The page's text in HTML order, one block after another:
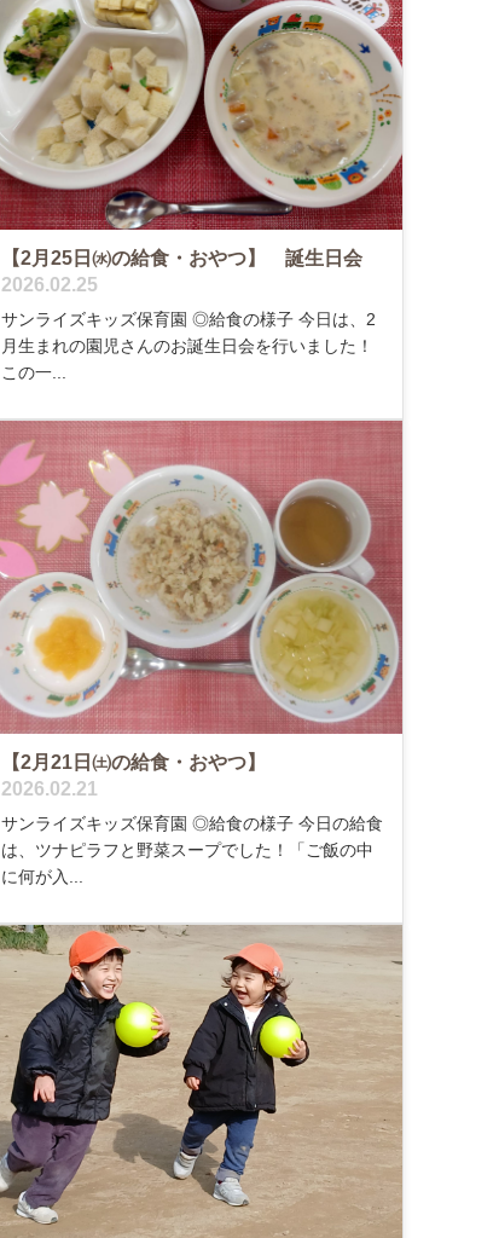
【2月25日㈬の給食・おやつ】 誕生日会
2026.02.25
サンライズキッズ保育園 ◎給食の様子 今日は、2
月生まれの園児さんのお誕生日会を行いました！
この一...
【2月21日㈯の給食・おやつ】
2026.02.21
サンライズキッズ保育園 ◎給食の様子 今日の給食
は、ツナピラフと野菜スープでした！「ご飯の中
に何が入...